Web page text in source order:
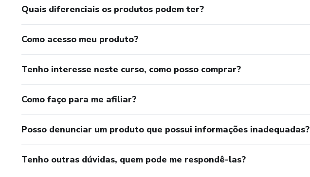
Quais diferenciais os produtos podem ter?
Como acesso meu produto?
Tenho interesse neste curso, como posso comprar?
Como faço para me afiliar?
Posso denunciar um produto que possui informações inadequadas?
Tenho outras dúvidas, quem pode me respondê-las?